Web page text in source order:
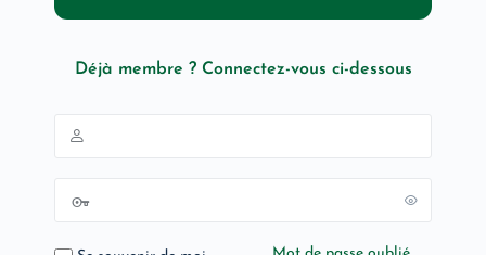
Déjà membre ? Connectez-vous ci-dessous